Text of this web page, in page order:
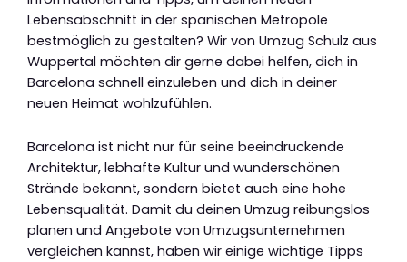
Lebensabschnitt in der spanischen Metropole
bestmöglich zu gestalten? Wir von Umzug Schulz aus
Wuppertal möchten dir gerne dabei helfen, dich in
Barcelona schnell einzuleben und dich in deiner
neuen Heimat wohlzufühlen.
Barcelona ist nicht nur für seine beeindruckende
Architektur, lebhafte Kultur und wunderschönen
Strände bekannt, sondern bietet auch eine hohe
Lebensqualität. Damit du deinen Umzug reibungslos
planen und Angebote von Umzugsunternehmen
vergleichen kannst, haben wir einige wichtige Tipps